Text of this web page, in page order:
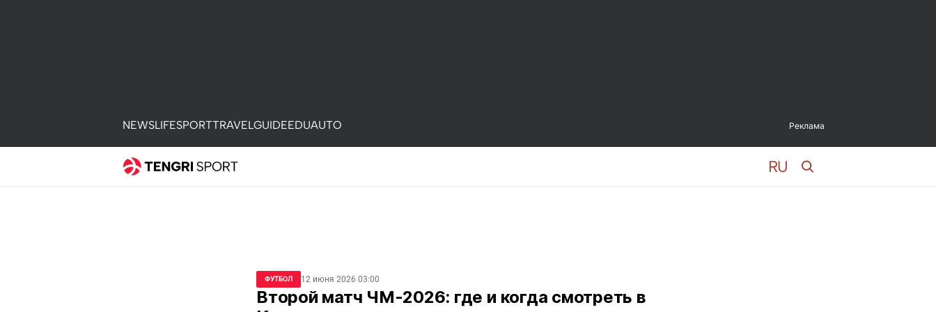
NEWSLIFESPORTTRAVELGUIDEEDUAUTO Реклама
ФУТБОЛ 12 июня 2026 03:00
Второй матч ЧМ-2026: где и когда смотреть в